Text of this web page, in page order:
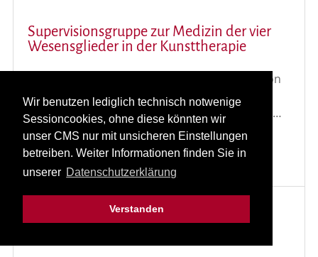
Wir benutzen lediglich technisch notwenige
Sessioncookies, ohne diese könnten wir
unser CMS nur mit unsicheren Einstellungen
betreiben. Weiter Informationen finden Sie in
unserer Datenschutzerklärung
Verstanden
Supervisionsgruppe zur Medizin der vier
Wesensglieder in der Kunsttherapie
Medizin der vier Wesensglieder. Fallsupervieion
und Beratung zur Integration der Medizin der
vier Wesensglieder in die anthroposophische …
Weiterlesen...